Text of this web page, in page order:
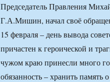
Председатель Правления
Г.А.Мишин, начал своё
15 февраля – день вывода
причастен к героической и
чужом краю принесли много
обязанность – хранить